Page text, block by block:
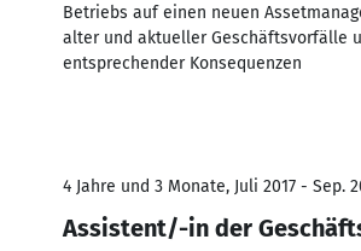
Betriebs auf einen neuen
alter und aktueller Geschäftsvorfälle
entsprechender Konsequenzen
4 Jahre und 3 Monate, Juli 2017 - Sep.
Assistent/-in der